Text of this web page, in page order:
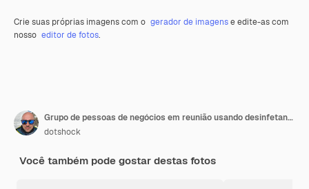
Crie suas próprias imagens com o gerador de imagense edite-as com
nosso editor de fotos.
Grupo de pessoas de negócios em reunião usando desinfetante para as mãos antibacteriano para prevenir a pandemia de coronavírus novo conceito de surto covid19 normal
dotshock
Você também pode gostar destas fotos